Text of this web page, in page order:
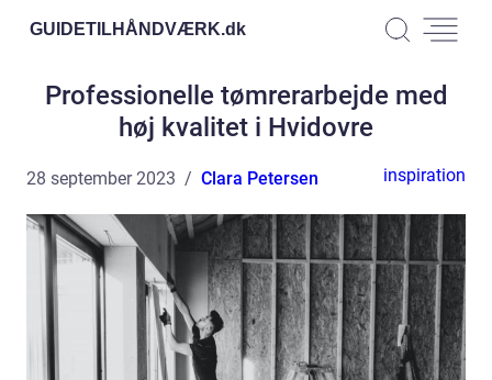
GUIDETILHÅNDVÆRK.dk
Professionelle tømrerarbejde med
høj kvalitet i Hvidovre
28 september 2023 Clara Petersen inspiration